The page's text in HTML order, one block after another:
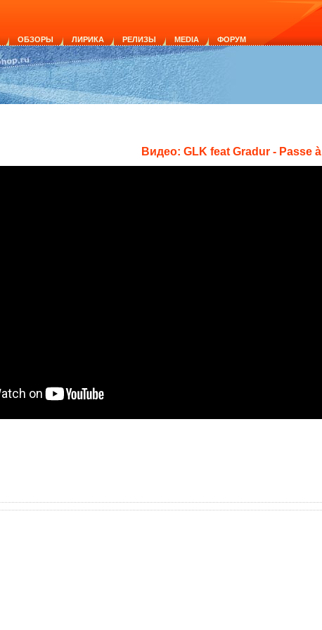
ОБЗОРЫ ЛИРИКА РЕЛИЗЫ MEDIA ФОРУМ
Видео: GLK feat Gradur - Passe